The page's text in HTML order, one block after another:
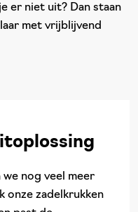
er niet uit? Dan staan
met vrijblijvend
we nog veel meer
onze zadelkrukken